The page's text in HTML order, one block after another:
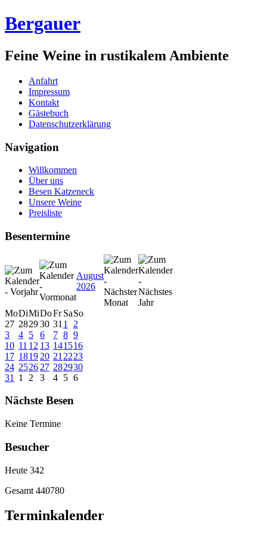
Bergauer
Feine Weine in rustikalem Ambiente
Anfahrt
Impressum
Kontakt
Gästebuch
Datenschutzerklärung
Navigation
Willkommen
Über uns
Besen Katzeneck
Unsere Weine
Preisliste
Besentermine
August
2026
MoDiMiDoFr SaSo
27 282930 31 1
2
3
4 5 6 7 8 9
10 11 12 13 141516
17 1819 20 21 2223
24 2526 27 282930
31
1 2 3 4 5 6
Nächste Besen
Keine Termine
Besucher
Heute 342
Gesamt 440780
Terminkalender